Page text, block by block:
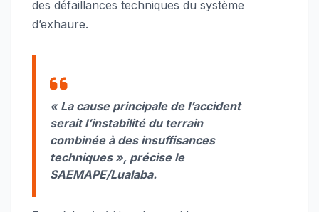
des défaillances techniques du système
d’exhaure.
« La cause principale de l’accident
serait l’instabilité du terrain
combinée à des insuffisances
techniques », précise le
SAEMAPE/Lualaba.